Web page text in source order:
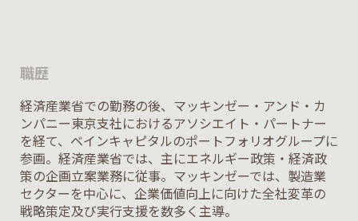
職歴
経済産業省での勤務の後、マッキンゼー・アンド・カ
ンパニー東京支社におけるアソシエイト・パートナー
を経て、ベインキャピタルのポートフォリオグループに
参画。経済産業省では、主にエネルギー政策・経済政
策の企画立案業務に従事。マッキンゼーでは、製造業
セクターを中心に、企業価値向上に向けた全社変革の
戦略策定及び実行支援を数多く主導。